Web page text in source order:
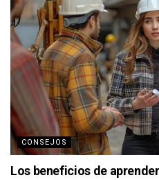
CONSEJOS
Los beneficios de